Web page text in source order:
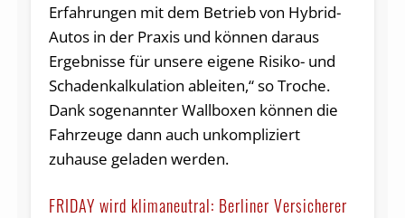
Erfahrungen mit dem Betrieb von Hybrid-
Autos in der Praxis und können daraus
Ergebnisse für unsere eigene Risiko- und
Schadenkalkulation ableiten,“ so Troche.
Dank sogenannter Wallboxen können die
Fahrzeuge dann auch unkompliziert
zuhause geladen werden.
FRIDAY wird klimaneutral: Berliner Versicherer